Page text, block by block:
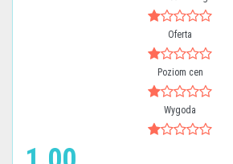
Oferta
Poziom cen
Wygoda